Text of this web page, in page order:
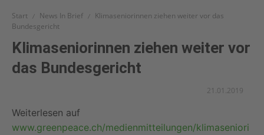
Start News In Brief
Klimaseniorinnen ziehen weiter vor das
Bundesgericht
Klimaseniorinnen ziehen weiter vor
das Bundesgericht
21.01.2019
Weiterlesen auf
www.greenpeace.ch/medienmitteilungen/klimaseniori